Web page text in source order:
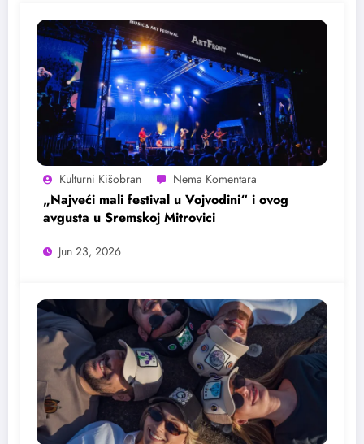
Kulturni Kišobran
„Najveći mali festival u Vojvodini“ i ovog
avgusta u Sremskoj Mitrovici
Jun 23, 2026